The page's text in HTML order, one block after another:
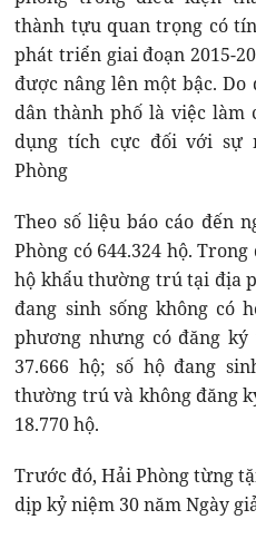
thành tựu quan trọng có
phát triển giai đoạn 2015-
được nâng lên một bậc. Do
dân thành phố là việc làm
dụng tích cực đối với sự
Phòng
Theo số liệu báo cáo đến
Phòng có 644.324 hộ.
hộ khẩu thường trú tại địa
đang sinh sống không có
phương nhưng có đăng
37.666 hộ; số hộ đang
thường trú và không đăng
18.770 hộ.
Trước đó, Hải Phòng từng
dịp kỷ niệm 30 năm Ngày